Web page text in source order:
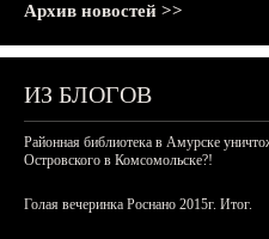
Архив новостей >>
ИЗ БЛОГОВ
Районная библиотека в Амурске
Островского в Комсомольске?!
Голая вечеринка Роснано 2015г. Итог.